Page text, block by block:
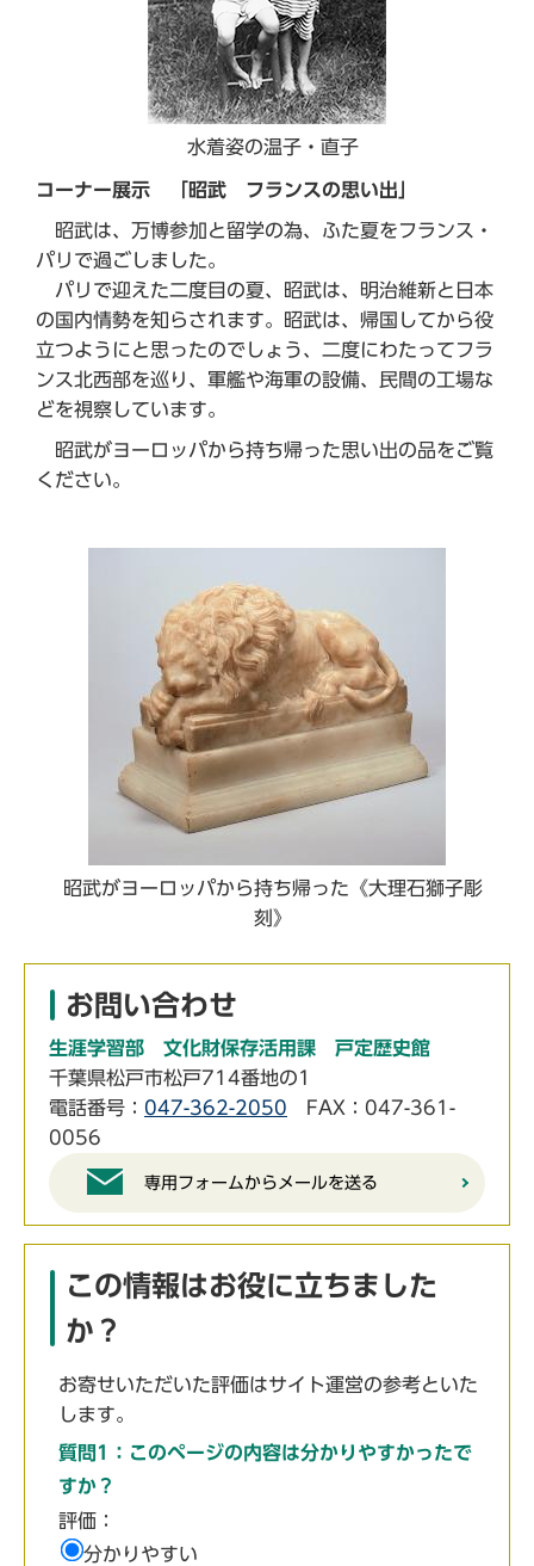
水着姿の温子・直子
コーナー展示 「 昭武 フランスの思い出」
昭武は、万博参加と留学の為、ふた夏をフランス・
パリで過ごしました。
パリで迎えた二度目の夏、昭武は、明治維新と日本
の国内情勢を知らされます。昭武は、帰国してから役
立つようにと思ったのでしょう、二度にわたってフラ
ンス北西部を巡り、軍艦や海軍の設備、民間の工場な
どを視察しています。
昭武がヨーロッパから持ち帰った思い出の品をご覧
ください。
昭武がヨーロッパから持ち帰った《大理石獅子彫
刻》
お問い合わせ
生涯学習部 文化財保存活用課 戸定歴史館
千葉県松戸市松戸714番地の1
電話番号： 047-362-2050 FAX：047-361-
0056
専用フォームからメールを送る
この情報はお役に立ちました
か？
お寄せいただいた評価はサイト運営の参考といた
します。
質問1：このページの内容は分かりやすかったで
すか？
評価：
分かりやすい